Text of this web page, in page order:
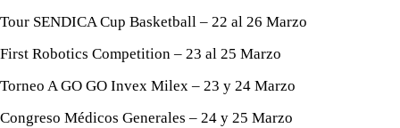
Tour SENDICA Cup Basketball – 22 al 26 Marzo
First Robotics Competition – 23 al 25 Marzo
Torneo A GO GO Invex Milex – 23 y 24 Marzo
Congreso Médicos Generales – 24 y 25 Marzo